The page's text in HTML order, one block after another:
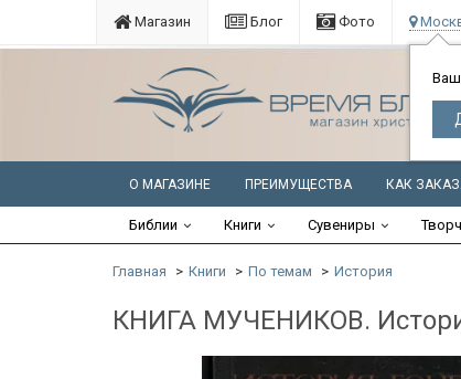
Магазин Блог Фото
Ваш
О МАГАЗИНЕ ПРЕИМУЩЕСТВА КАК
Библии Книги Сувениры
Главная Книги По темам История
КНИГА МУЧЕНИКОВ.